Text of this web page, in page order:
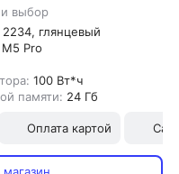
выбор
глянцевый
Pro
100 Вт*ч
памяти: 24 Гб
Оплата картой